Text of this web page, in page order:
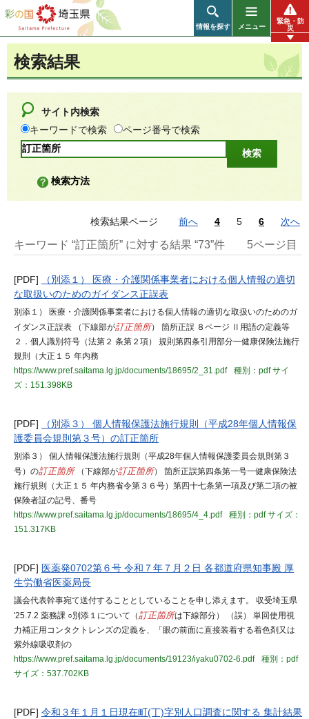
彩の国 埼玉県
情報を探す メニュー
緊急・防
災
検索結果
サイト内検索
キーワードで検索
ページ番号で検索
検索方法
検索結果ページ 前へ 4 5 6 次へ
キーワード “訂正箇所” に対する結果 “73”件 5ページ目
[PDF]
（別添１） 医療・介護関係事業者における個人情報の適切
な取扱いのためのガイダンス正誤表
別添１） 医療・介護関係事業者における個人情報の適切な取扱いのためのガ
イダンス正誤表 （下線部が訂正箇所） 箇所正誤 ８ページ Ⅱ用語の定義等
２．個人識別符号（法第２ 条第２項） 規則第四条引用部分一健康保険法施行
規則（大正１５ 年内務
https://www.pref.saitama.lg.jp/documents/18695/2_31.pdf
種別：pdfサイ
ズ：151.398KB
[PDF]
（別添３） 個人情報保護法施行規則（平成28年個人情報保
護委員会規則第３号）の訂正箇所
別添３） 個人情報保護法施行規則（平成28年個人情報保護委員会規則第３
号）の訂正箇所（下線部が訂正箇所） 箇所正誤第四条第一号一健康保険法
施行規則（大正１５ 年内務省令第３６号）第四十七条第一項及び第二項の被
保険者証の記号、番号
https://www.pref.saitama.lg.jp/documents/18695/4_4.pdf
種別：pdfサイズ：
151.317KB
[PDF] 医薬発0702第６号 令和７年７月２日 各都道府県知事殿 厚
生労働省医薬局長
議会代表幹事宛て送付することとしていることを申し添えます。 収受埼玉県
'25.7.2 薬務課 ○別添１について（訂正箇所は下線部分） （誤） 単回使用視
力補正用コンタクトレンズの定義を、「眼の前面に直接装着する着色剤又は
紫外線吸収剤の
https://www.pref.saitama.lg.jp/documents/19123/iyaku0702-6.pdf
種別：pdf
サイズ：537.702KB
[PDF] 令和３年１月１日現在町(丁)字別人口調査に関する 集計結果